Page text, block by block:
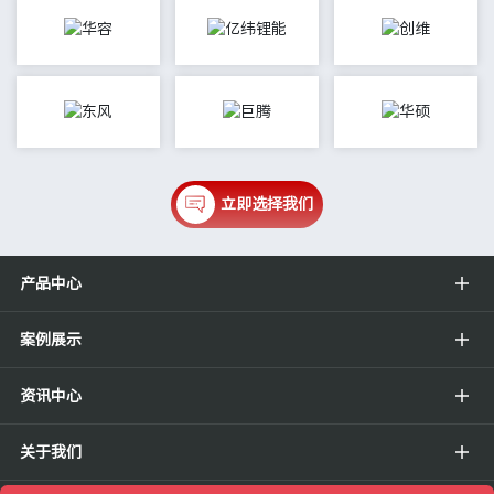
立即选择我们
产品中心
案例展示
资讯中心
关于我们